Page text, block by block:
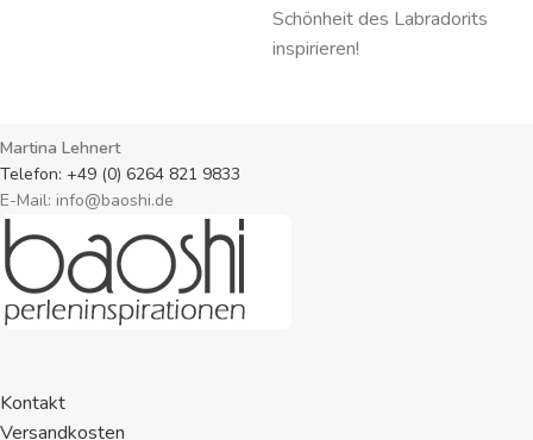
Schönheit des Labradorits
inspirieren!
Martina Lehnert
Telefon: +49 (0) 6264 821 9833
E-Mail: info@baoshi.de
Kontakt
Versandkosten